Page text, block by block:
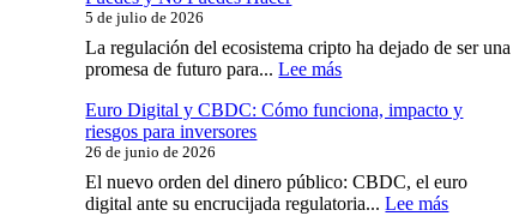
5 de julio de 2026
La regulación del ecosistema cripto ha dejado de ser una
promesa de futuro para...Lee más:
Cripto
Mapa
Real
Euro Digital y CBDC: Cómo funciona, impacto y
riesgos para inversores
26 de junio de 2026
El nuevo orden del dinero público: CBDC, el euro
digital ante su encrucijada regulatoria...Lee más: